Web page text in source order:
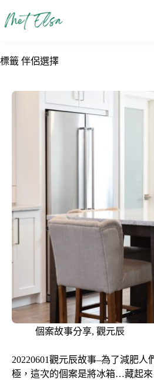
至
內
標籤 伴侶選擇
個案故事分享, 觀元辰
20220601觀元辰故事–為了減肥人
極，這次的個案是將冰箱…藏起來